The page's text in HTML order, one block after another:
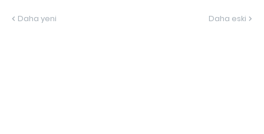
Daha yeni Daha eski